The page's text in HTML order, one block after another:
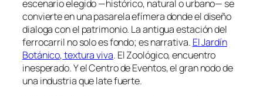
escenario elegido —histórico, natural o urbano— se
convierte en una pasarela efímera donde el diseño
dialoga con el patrimonio. La antigua estación del
ferrocarril no solo es fondo; es narrativa. El Jardín
Botánico, textura viva. El Zoológico, encuentro
inesperado. Y el Centro de Eventos, el gran nodo de
una industria que late fuerte.